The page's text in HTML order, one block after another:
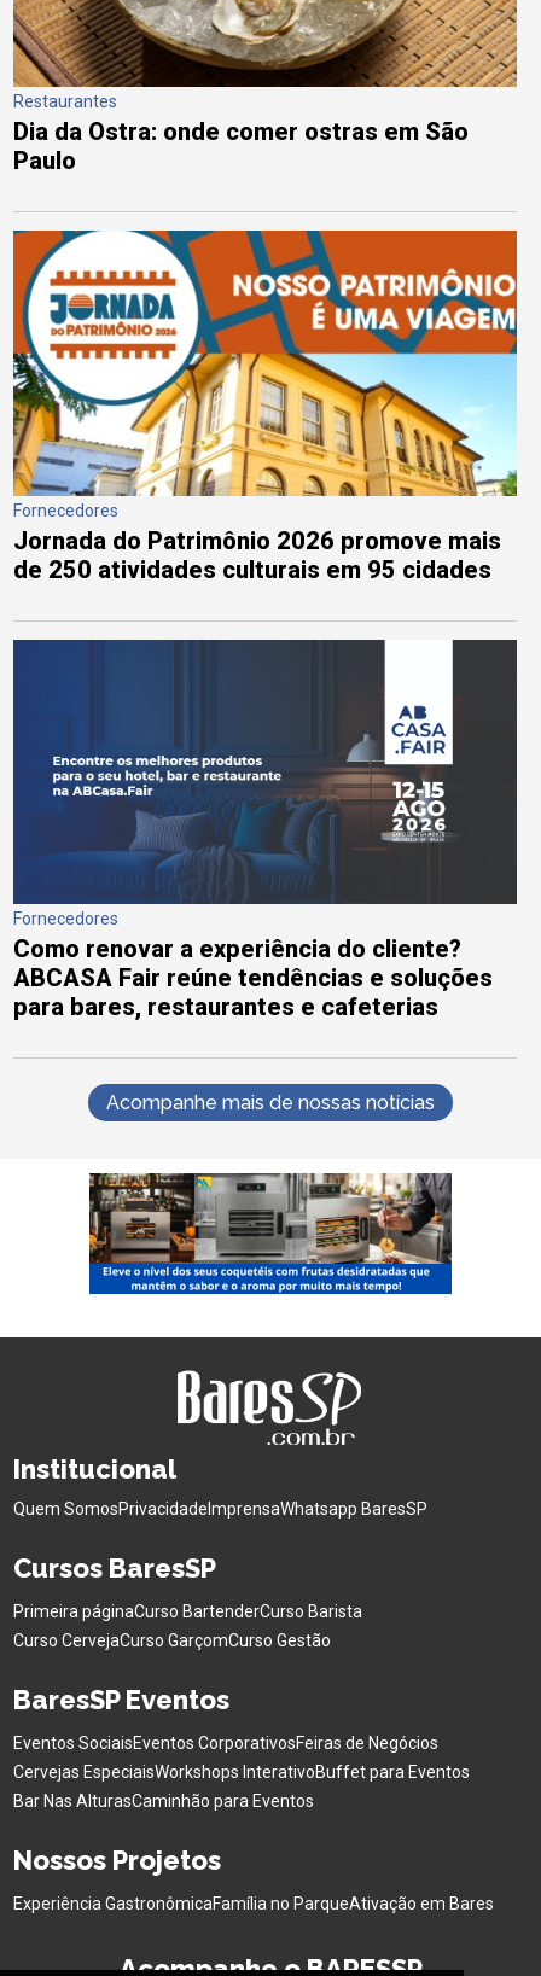
Restaurantes
Dia da Ostra: onde comer ostras em São
Paulo
Fornecedores
Jornada do Patrimônio 2026 promove mais
de 250 atividades culturais em 95 cidades
Fornecedores
Como renovar a experiência do cliente?
ABCASA Fair reúne tendências e soluções
para bares, restaurantes e cafeterias
Acompanhe mais de nossas notícias
Institucional
Quem SomosPrivacidade ImprensaWhatsapp BaresSP
Cursos BaresSP
Primeira páginaCurso BartenderCurso Barista
Curso CervejaCurso GarçomCurso Gestão
BaresSP Eventos
Eventos SociaisEventos CorporativosFeiras de Negócios
Cervejas EspeciaisWorkshops InterativoBuffet para Eventos
Bar Nas AlturasCaminhão para Eventos
Nossos Projetos
Experiência GastronômicaFamília no ParqueAtivação em Bares
Acompanhe o BARESSP